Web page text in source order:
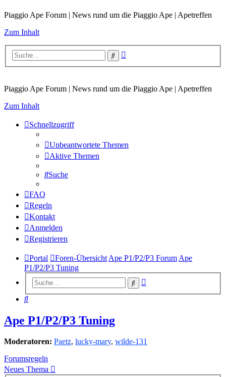
Piaggio Ape Forum | News rund um die Piaggio Ape | Apetreffen
Zum Inhalt
Suche
Piaggio Ape Forum | News rund um die Piaggio Ape | Apetreffen
Zum Inhalt
Schnellzugriff
Unbeantwortete Themen
Aktive Themen
Suche
FAQ
Regeln
Kontakt
Anmelden
Registrieren
Portal Foren-Übersicht Ape P1/P2/P3 Forum Ape
P1/P2/P3 Tuning
Suche
Suche
Ape P1/P2/P3 Tuning
Moderatoren: Paetz, lucky-mary, wilde-131
Forumsregeln
Neues Thema